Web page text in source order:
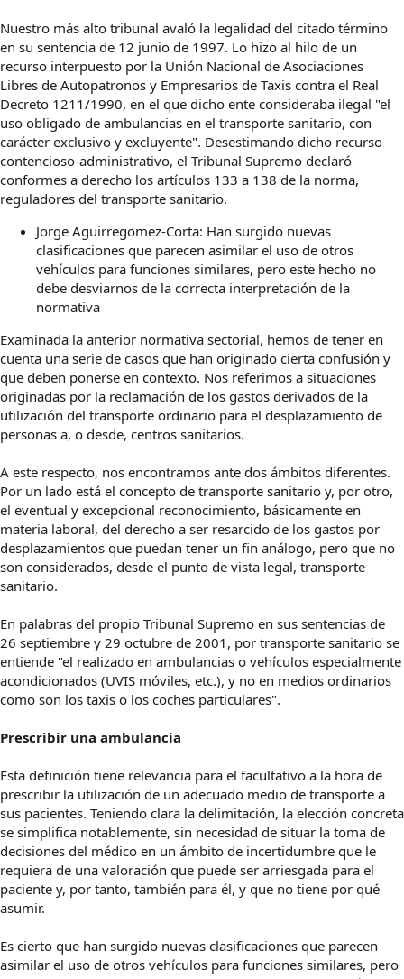
Nuestro más alto tribunal avaló la legalidad del citado término
en su sentencia de 12 junio de 1997. Lo hizo al hilo de un
recurso interpuesto por la Unión Nacional de Asociaciones
Libres de Autopatronos y Empresarios de Taxis contra el Real
Decreto 1211/1990, en el que dicho ente consideraba ilegal "el
uso obligado de ambulancias en el transporte sanitario, con
carácter exclusivo y excluyente". Desestimando dicho recurso
contencioso-administrativo, el Tribunal Supremo declaró
conformes a derecho los artículos 133 a 138 de la norma,
reguladores del transporte sanitario.
Jorge Aguirregomez-Corta: Han surgido nuevas
clasificaciones que parecen asimilar el uso de otros
vehículos para funciones similares, pero este hecho no
debe desviarnos de la correcta interpretación de la
normativa
Examinada la anterior normativa sectorial, hemos de tener en
cuenta una serie de casos que han originado cierta confusión y
que deben ponerse en contexto. Nos referimos a situaciones
originadas por la reclamación de los gastos derivados de la
utilización del transporte ordinario para el desplazamiento de
personas a, o desde, centros sanitarios.
A este respecto, nos encontramos ante dos ámbitos diferentes.
Por un lado está el concepto de transporte sanitario y, por otro,
el eventual y excepcional reconocimiento, básicamente en
materia laboral, del derecho a ser resarcido de los gastos por
desplazamientos que puedan tener un fin análogo, pero que no
son considerados, desde el punto de vista legal, transporte
sanitario.
En palabras del propio Tribunal Supremo en sus sentencias de
26 septiembre y 29 octubre de 2001, por transporte sanitario se
entiende "el realizado en ambulancias o vehículos especialmente
acondicionados (UVIS móviles, etc.), y no en medios ordinarios
como son los taxis o los coches particulares".
Prescribir una ambulancia
Esta definición tiene relevancia para el facultativo a la hora de
prescribir la utilización de un adecuado medio de transporte a
sus pacientes. Teniendo clara la delimitación, la elección concreta
se simplifica notablemente, sin necesidad de situar la toma de
decisiones del médico en un ámbito de incertidumbre que le
requiera de una valoración que puede ser arriesgada para el
paciente y, por tanto, también para él, y que no tiene por qué
asumir.
Es cierto que han surgido nuevas clasificaciones que parecen
asimilar el uso de otros vehículos para funciones similares, pero